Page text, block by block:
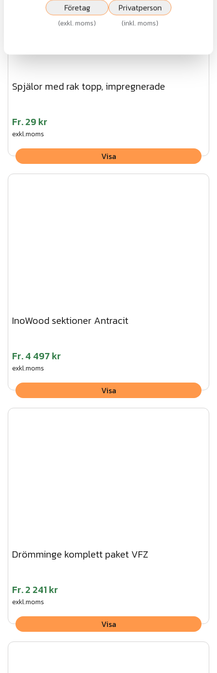
Spjälor med rak topp, impregnerade
Fr.29 kr
exkl.moms
Visa
InoWood sektioner Antracit
Fr.4 497 kr
exkl.moms
Visa
Drömminge komplett paket VFZ
Fr.2 241 kr
exkl.moms
Visa
Företag
(exkl. moms)
Privatperson
(inkl. moms)